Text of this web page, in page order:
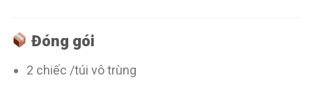
Đóng gói
2 chiếc /túi vô trùng